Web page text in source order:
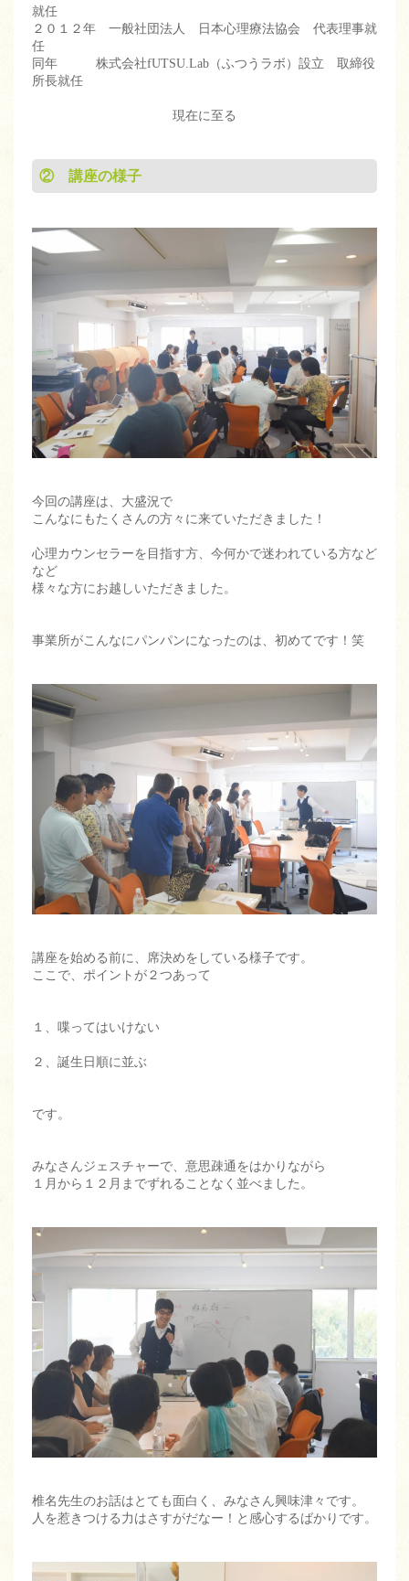
就任
２０１２年 一般社団法人 日本心理療法協会 代表理事就
任
同年 株式会社fUTSU.Lab（ふつうラボ）設立 取締役
所長就任
現在に至る
② 講座の様子
今回の講座は、大盛況で
こんなにもたくさんの方々に来ていただきました！
心理カウンセラーを目指す方、今何かで迷われている方など
など
様々な方にお越しいただきました。
事業所がこんなにパンパンになったのは、初めてです！笑
講座を始める前に、席決めをしている様子です。
ここで、ポイントが２つあって
１、喋ってはいけない
２、誕生日順に並ぶ
です。
みなさんジェスチャーで、意思疎通をはかりながら
１月から１２月までずれることなく並べました。
椎名先生のお話はとても面白く、みなさん興味津々です。
人を惹きつける力はさすがだなー！と感心するばかりです。